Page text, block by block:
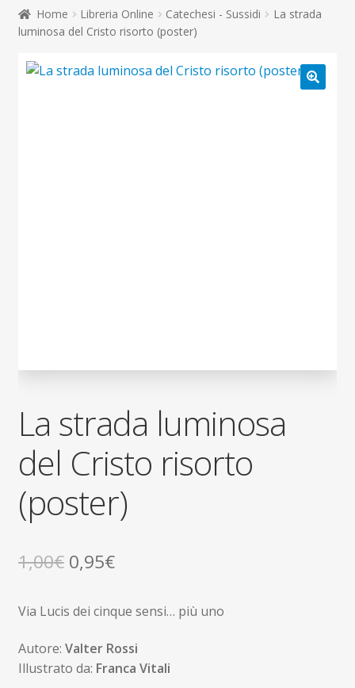
Contatti
child
Don Bosco
il
menu
Home Libreria Online Catechesi - Sussidi
La strada
luminosa del Cristo risorto (poster)
La strada luminosa
del Cristo risorto
(poster)
1,00€ Il
originale
era:
1,00€.
0,95€Il
attuale
è:
0,95€.
Via Lucis dei cinque sensi… più uno
Autore: Valter Rossi
Illustrato da: Franca Vitali